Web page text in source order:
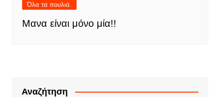
Όλα τα πουλιά.
Μανα είναι μόνο μία!!
Αναζήτηση